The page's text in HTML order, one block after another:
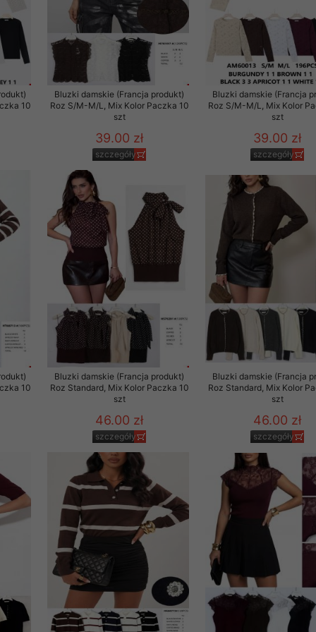
10
Bluzki damskie (Francja produkt)
Roz S/M-M/L, Mix Kolor Paczka 10
szt
39.00 zł
szczegóły
Bluzki damskie (Francja
Roz S/M-M/L, Mix Kolor
szt
39.00 zł
szczegóły
10
Bluzki damskie (Francja produkt)
Roz Standard, Mix Kolor Paczka 10
szt
46.00 zł
szczegóły
Bluzki damskie (Francja
Roz Standard, Mix Kolor
szt
46.00 zł
szczegóły
przez OMEZ
wycofanie zgody nie
oraz usunięcia
zautomatyzowanemu
Twoich
osobowych.
udzielonego przez
29 sierpnia 1997 r. o
przechowujemy na
jedynie uprawnieni
danych w celu
osobom trzecim,
na podstawie
komputerze Klienta
naszej oferty do
internetowej
tych plików
na komputerze